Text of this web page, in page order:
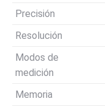
Precisión
Resolución
Modos de
medición
Memoria